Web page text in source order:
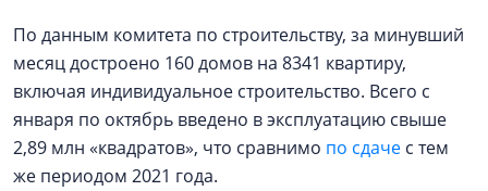
По данным комитета по строительству, за минувший
месяц достроено 160 домов на 8341 квартиру,
включая индивидуальное строительство. Всего с
января по октябрь введено в эксплуатацию свыше
2,89 млн «квадратов», что сравнимо по сдаче с тем
же периодом 2021 года.